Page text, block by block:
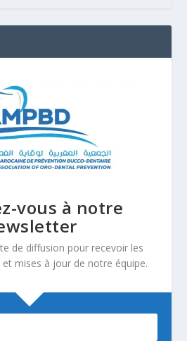
vous à notre
de diffusion pour recevoir les
mises à jour de notre équipe.